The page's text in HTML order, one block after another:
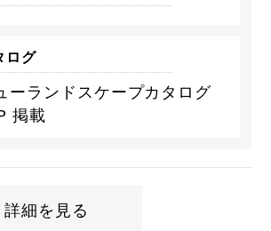
ログ
ーランドスケープカタログ
掲載
詳細を見る